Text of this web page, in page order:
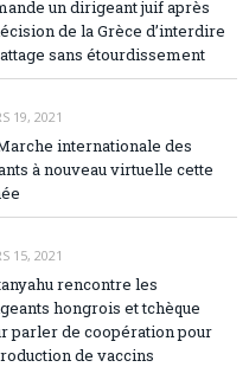
un dirigeant juif après
de la Grèce d’interdire
sans étourdissement
19, 2021
internationale des
à nouveau virtuelle cette
15, 2021
rencontre les
hongrois et tchèque
parler de coopération pour
de vaccins